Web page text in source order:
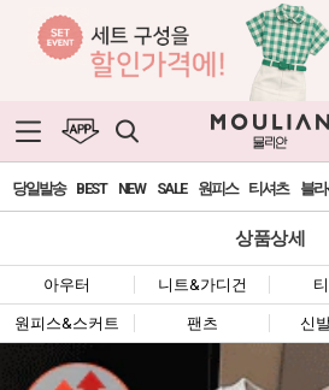
당일발송 BEST NEW SALE 원피스 티셔츠 블
상품상세
아우터 니트&가디건
원피스&스커트 팬츠 신